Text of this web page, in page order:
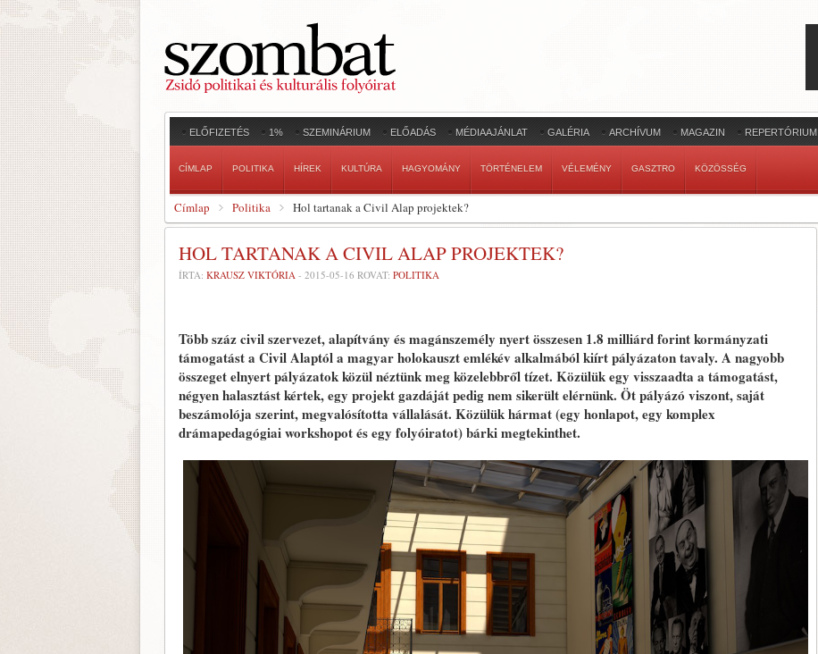
ELŐFIZETÉS 1% SZEMINÁRIUM ELŐADÁS MÉDIAAJÁNLAT GALÉRIA ARCHÍVUM MAGAZIN REPERTÓRIUM
CÍMLAP POLITIKA HÍREK KULTÚRA HAGYOMÁNY TÖRTÉNELEM VÉLEMÉNY GASZTRO KÖZÖSSÉG
Címlap Politika Hol tartanak a Civil Alap projektek?
HOL TARTANAK A CIVIL ALAP PROJEKTEK?
ÍRTA: KRAUSZ VIKTÓRIA - 2015-05-16 ROVAT: POLITIKA
Több száz civil szervezet, alapítvány és magánszemély nyert összesen 1.8 milliárd forint kormányzati
támogatást a Civil Alaptól a magyar holokauszt emlékév alkalmából kiírt pályázaton tavaly. A nagyobb
összeget elnyert pályázatok közül néztünk meg közelebbről tízet. Közülük egy visszaadta a támogatást,
négyen halasztást kértek, egy projekt gazdáját pedig nem sikerült elérnünk. Öt pályázó viszont, saját
beszámolója szerint, megvalósította vállalását. Közülük hármat (egy honlapot, egy komplex
drámapedagógiai workshopot és egy folyóiratot) bárki megtekinthet.